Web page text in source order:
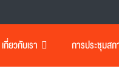
เกี่ยวกับเรา การประชุมส